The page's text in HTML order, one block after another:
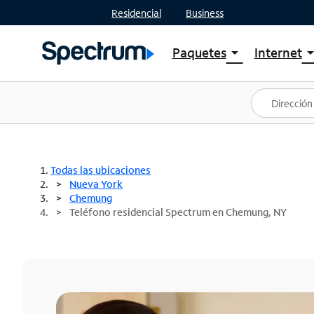
Residencial Business
Paquetesarrow_drop_down
Ver paquetes
Spectrum One
Mejores ofertas
Internetarrow_drop_down
Planes
Todas las ubicaciones
Nueva York
Chemung
Teléfono residencial Spectrum en Chemung, NY